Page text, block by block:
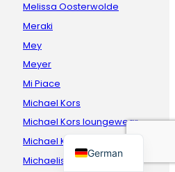
Melissa Oosterwolde
Meraki
Mey
Meyer
Mi Piace
Michael Kors
Michael Kors loungewear
Michael Kors underwear
Michaelis
German
Dutch